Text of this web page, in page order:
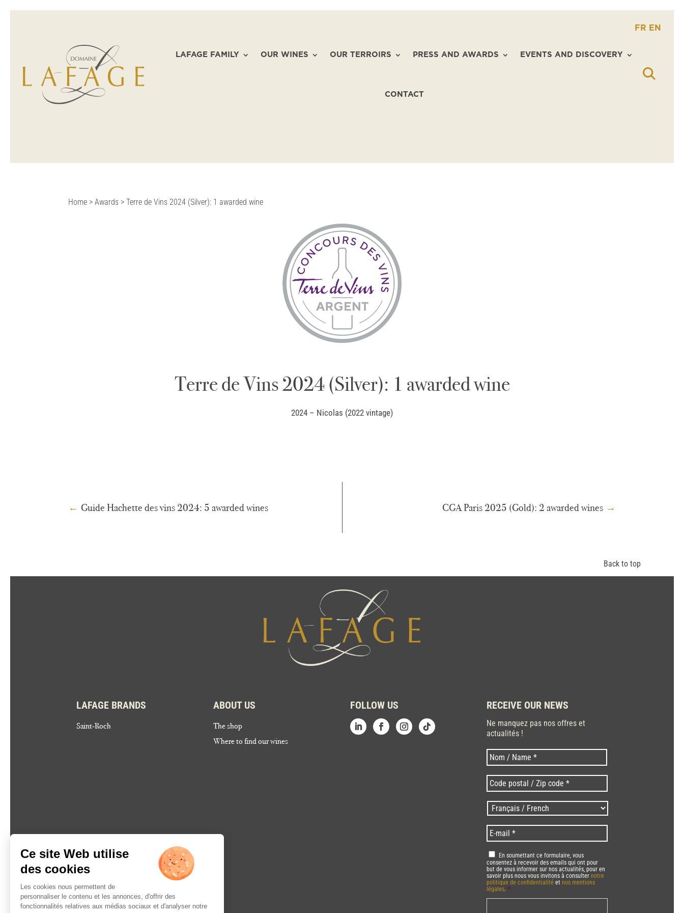
FR EN
LAFAGE FAMILY OUR WINES OUR TERROIRS PRESS AND AWARDS EVENTS AND DISCOVERY
CONTACT
Home >Awards >Terre de Vins 2024 (Silver): 1 awarded wine
Terre de Vins 2024 (Silver): 1 awarded wine
2024 – Nicolas (2022 vintage)
← Guide Hachette des vins 2024: 5 awarded wines CGA Paris 2025 (Gold): 2 awarded wines→
Back to top
LAFAGE BRANDS
Saint-Roch
ABOUT US
The shop
Where to find our wines
FOLLOW US RECEIVE OUR NEWS
Ne manquez pas nos offres et
actualités !
Nom * Last
Code
postal
/
Zip
* *
Langues
/
Language *
E-
mail *
RGPD *
En soumettant ce formulaire, vous
consentez à recevoir des emails qui ont pour
but de vous informer sur nos actualités, pour en
savoir plus nous vous invitons à consulternotre
politique de confidentialité etnos mentions
légales. *